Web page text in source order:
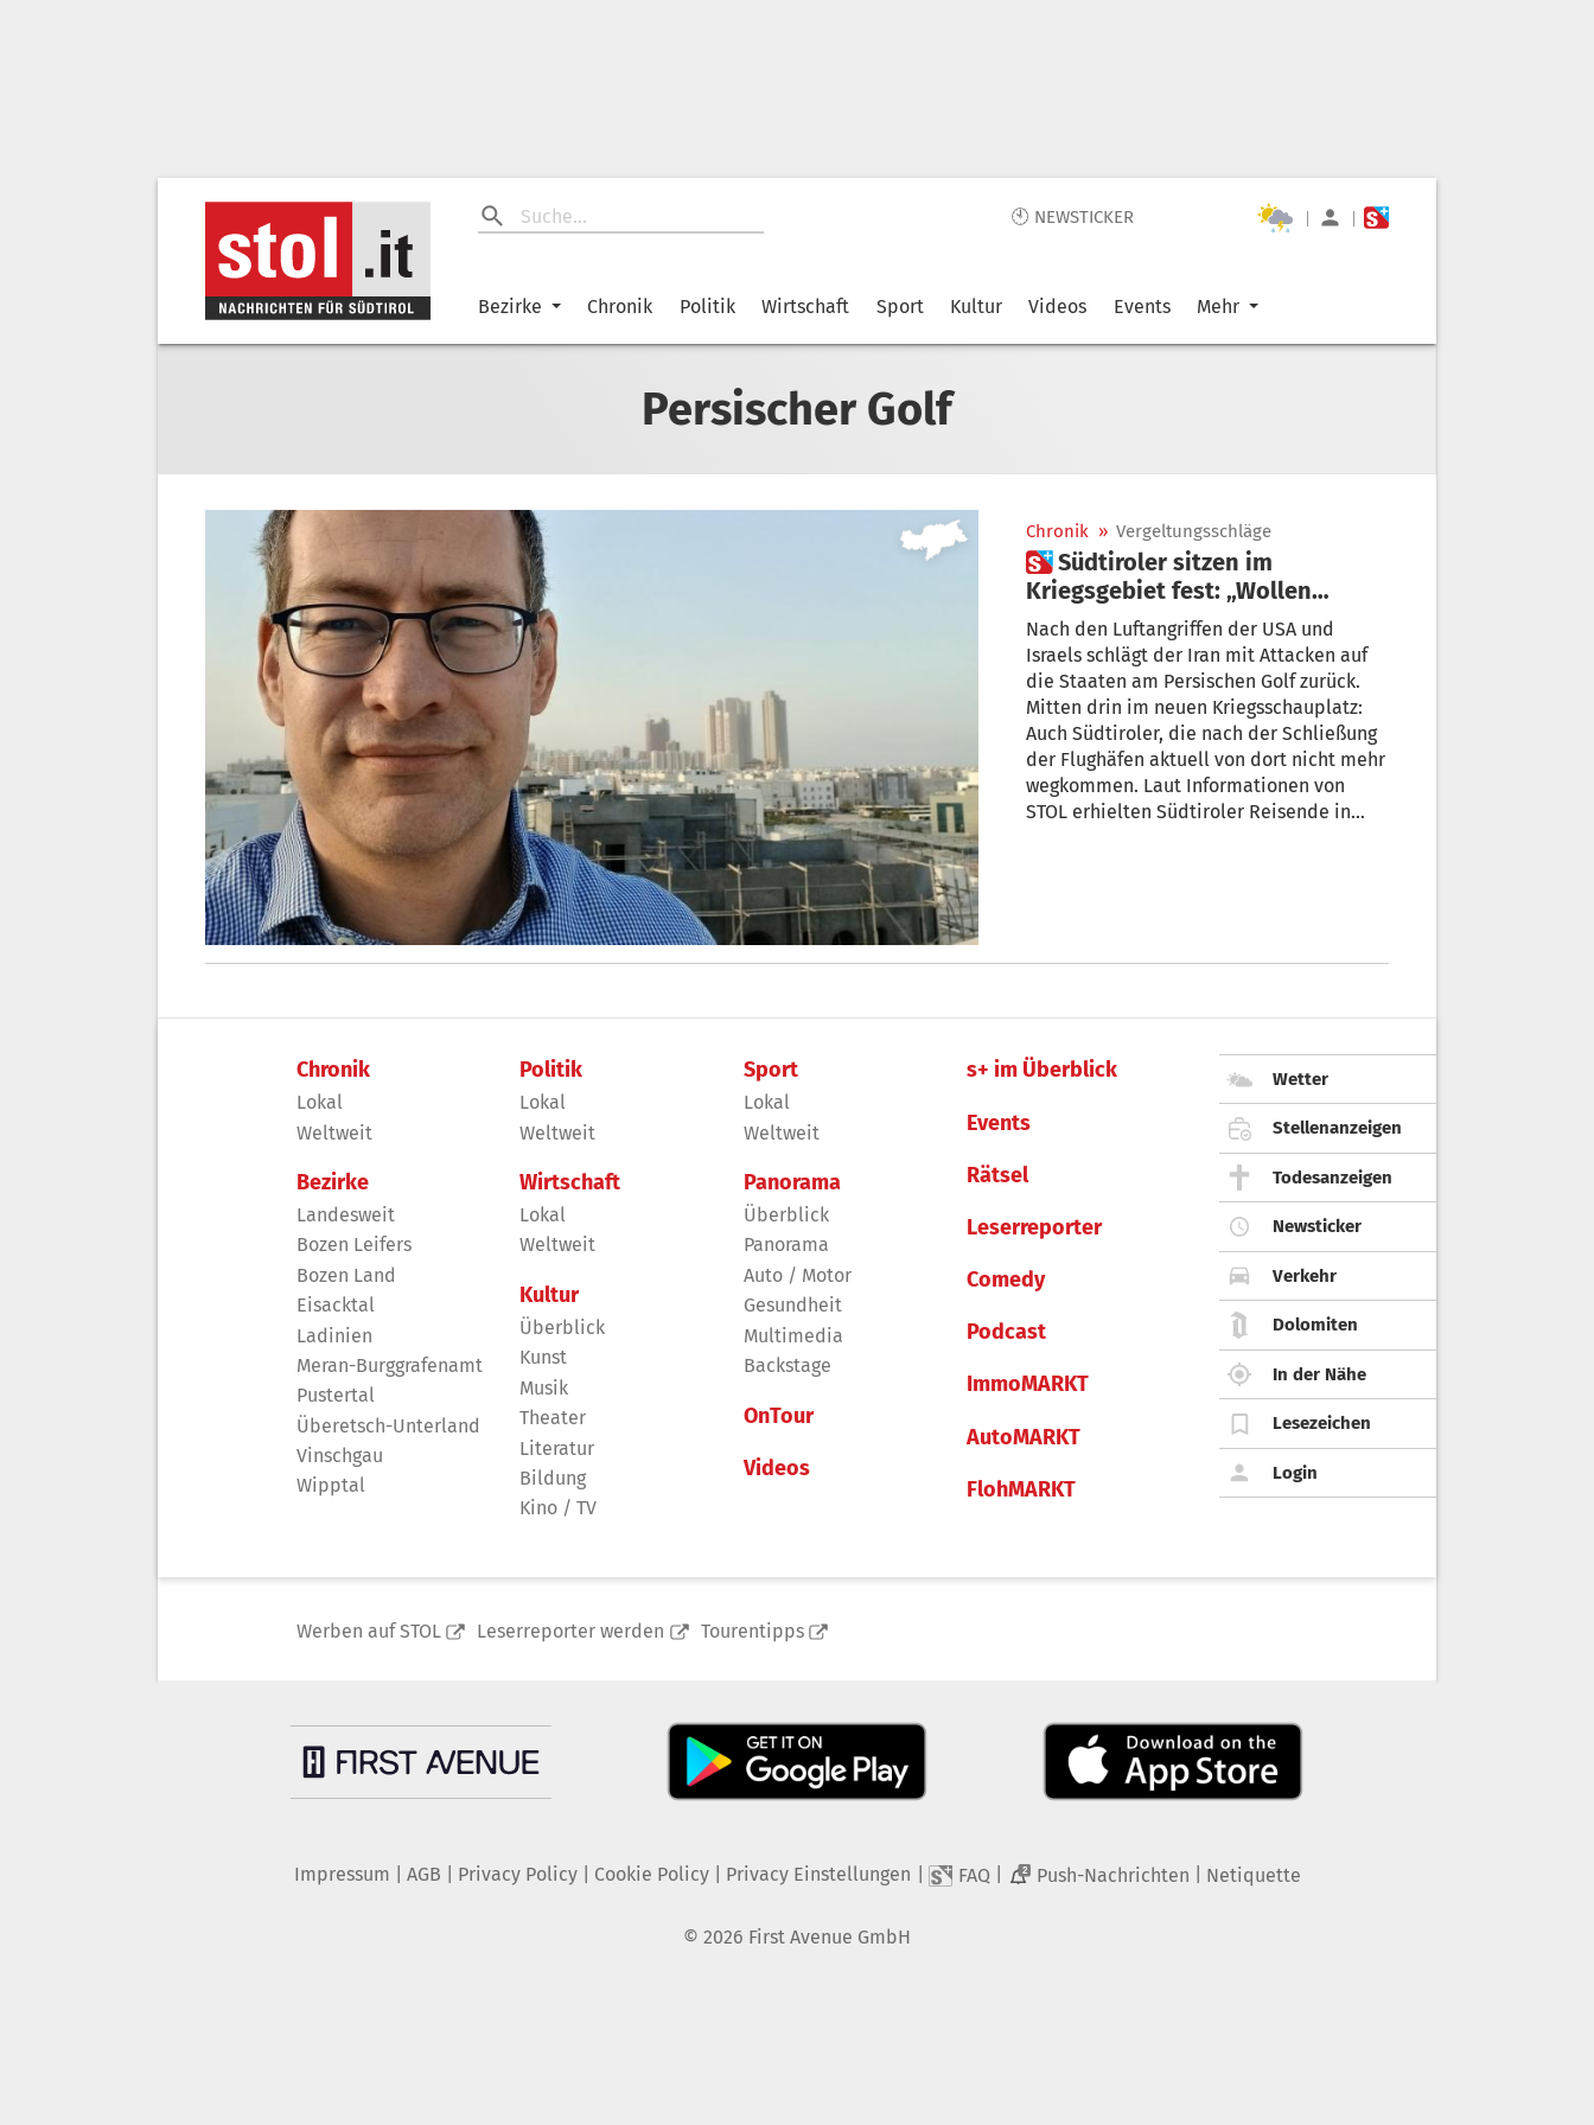
🕙 NEWSTICKER | |
Bezirke Chronik Politik Wirtschaft Sport Kultur Videos Events Mehr
Persischer Golf
Chronik » Vergeltungsschläge
 Südtiroler sitzen im
Kriegsgebiet fest: „Wollen
einfach nur weg“
Nach den Luftangriffen der USA und
Israels schlägt der Iran mit Attacken auf
die Staaten am Persischen Golf zurück.
Mitten drin im neuen Kriegsschauplatz:
Auch Südtiroler, die nach der Schließung
der Flughäfen aktuell von dort nicht mehr
wegkommen. Laut Informationen von
STOL erhielten Südtiroler Reisende in
Chronik
Lokal
Weltweit
Bezirke
Landesweit
Bozen Leifers
Bozen Land
Eisacktal
Ladinien
Meran-Burggrafenamt
Pustertal
Überetsch-Unterland
Vinschgau
Wipptal
Politik
Lokal
Weltweit
Wirtschaft
Lokal
Weltweit
Kultur
Überblick
Kunst
Musik
Theater
Literatur
Bildung
Kino / TV
Sport
Lokal
Weltweit
Panorama
Überblick
Panorama
Auto / Motor
Gesundheit
Multimedia
Backstage
OnTour
Videos
s+ im Überblick
Events
Rätsel
Leserreporter
Comedy
Podcast
ImmoMARKT
AutoMARKT
FlohMARKT
Wetter
Stellenanzeigen
Todesanzeigen
Newsticker
Verkehr
Dolomiten
In der Nähe
Lesezeichen
Login
Werben auf STOL Leserreporter werden Tourentipps
Impressum AGB Privacy Policy| Cookie Policy| Privacy Einstellungen FAQ 2 Push-Nachrichten Netiquette
© 2026 First Avenue GmbH